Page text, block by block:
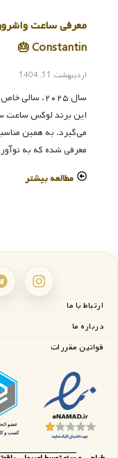
Constantin 🎂
اردیبهشت 11, 1404
سال ۲۰۲۵،
معرفی شده که به
مطالعه بیشتر
ارتباط با ما
درباره ما
قوانین مقررات